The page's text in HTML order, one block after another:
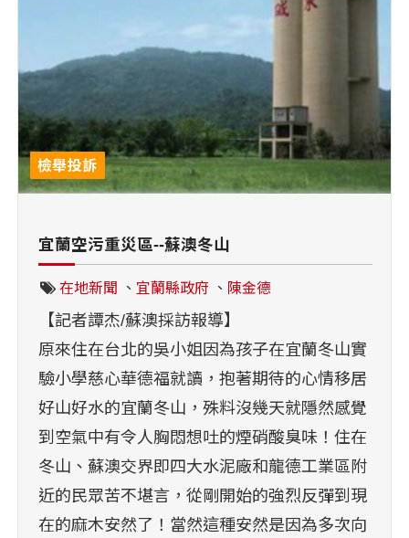
檢舉投訴
宜蘭空污重災區--蘇澳冬山
在地新聞 、 宜蘭縣政府 、 陳金德
【記者譚杰/蘇澳採訪報導】
原來住在台北的吳小姐因為孩子在宜蘭冬山實
驗小學慈心華德福就讀，抱著期待的心情移居
好山好水的宜蘭冬山，殊料沒幾天就隱然感覺
到空氣中有令人胸悶想吐的煙硝酸臭味！住在
冬山、蘇澳交界即四大水泥廠和龍德工業區附
近的民眾苦不堪言，從剛開始的強烈反彈到現
在的麻木安然了！當然這種安然是因為多次向